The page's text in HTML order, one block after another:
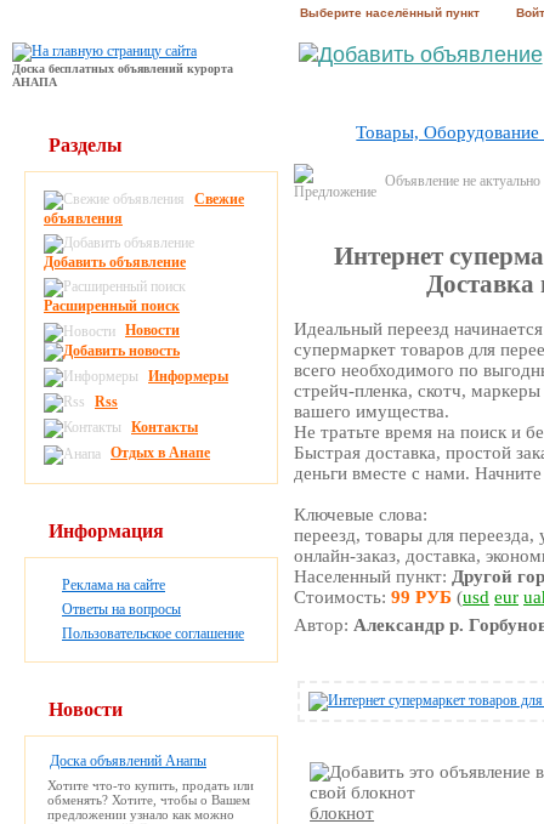
Выберите населённый пункт
Доска бесплатных объявлений курорта
АНАПА
Товары,
Объявление не
Интернет
Доставка
Идеальный переезд
супермаркет товаров для
всего необходимого по
стрейч-пленка, скотч,
вашего имущества.
Не тратьте время на поиск и
Быстрая доставка, простой
деньги вместе с нами.
Ключевые слова:
переезд, товары для
онлайн-заказ, доставка,
Населенный пункт: Другой
Стоимость:99 РУБ (usd eur
Автор: Александр р.
блокнот
Разделы
Свежие
объявления
Добавить объявление
Расширенный поиск
Новости
Информеры
Rss
Контакты
Отдых в Анапе
Информация
Реклама на сайте
Ответы на вопросы
Пользовательское соглашение
Новости
Доска объявлений Анапы
Хотите что-то купить, продать или
обменять? Хотите, чтобы о Вашем
предложении узнало как можно